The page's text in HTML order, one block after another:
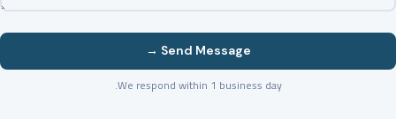
Send Message →
We respond within 1 business day.